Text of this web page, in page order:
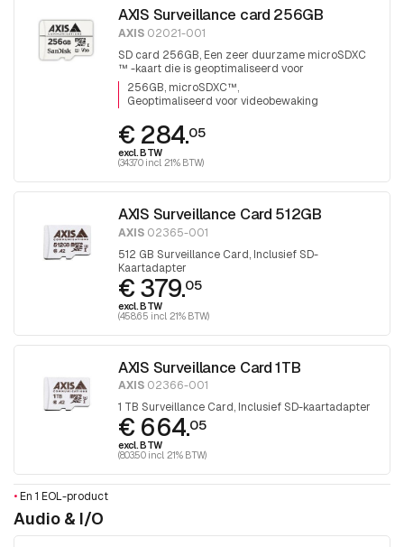
AXIS Surveillance card 256GB
AXIS 02021-001
SD card 256GB, Een zeer duurzame microSDXC
™ -kaart die is geoptimaliseerd voor
videobewaking.
256GB, microSDXC™
Geoptimaliseerd voor videobewaking
€ 284.05
excl. BTW
(343.70 incl. 21% BTW)
AXIS Surveillance Card 512GB
AXIS 02365-001
512 GB Surveillance Card, Inclusief SD-
Kaartadapter
€ 379.05
excl. BTW
(458.65 incl. 21% BTW)
AXIS Surveillance Card 1TB
AXIS 02366-001
1 TB Surveillance Card, Inclusief SD-kaartadapter
€ 664.05
excl. BTW
(803.50 incl. 21% BTW)
• En 1 EOL-product
Audio & I/O